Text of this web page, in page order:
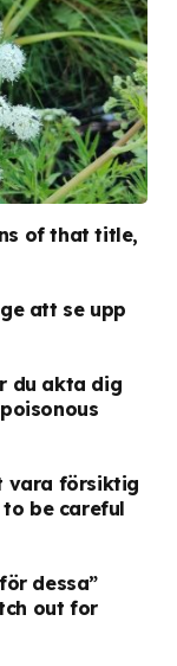
of that title,
att se upp
du akta dig
vara försiktig
to be careful
dessa”
out for